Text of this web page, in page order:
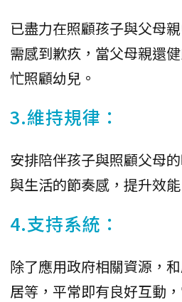
已盡力在照顧孩子與父母
需感到歉疚，當父母親還
忙照顧幼兒。
3.維持規律：
安排陪伴孩子與照顧父母
與生活的節奏感，提升效能
4.支持系統：
除了應用政府相關資源，
居等，平常即有良好互動